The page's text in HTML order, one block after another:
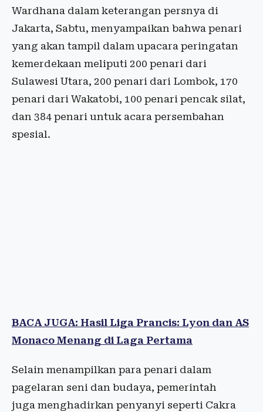
Wardhana dalam keterangan persnya di
Jakarta, Sabtu, menyampaikan bahwa penari
yang akan tampil dalam upacara peringatan
kemerdekaan meliputi 200 penari dari
Sulawesi Utara, 200 penari dari Lombok, 170
penari dari Wakatobi, 100 penari pencak silat,
dan 384 penari untuk acara persembahan
spesial.
BACA JUGA: Hasil Liga Prancis: Lyon dan AS
Monaco Menang di Laga Pertama
Selain menampilkan para penari dalam
pagelaran seni dan budaya, pemerintah
juga menghadirkan penyanyi seperti Cakra